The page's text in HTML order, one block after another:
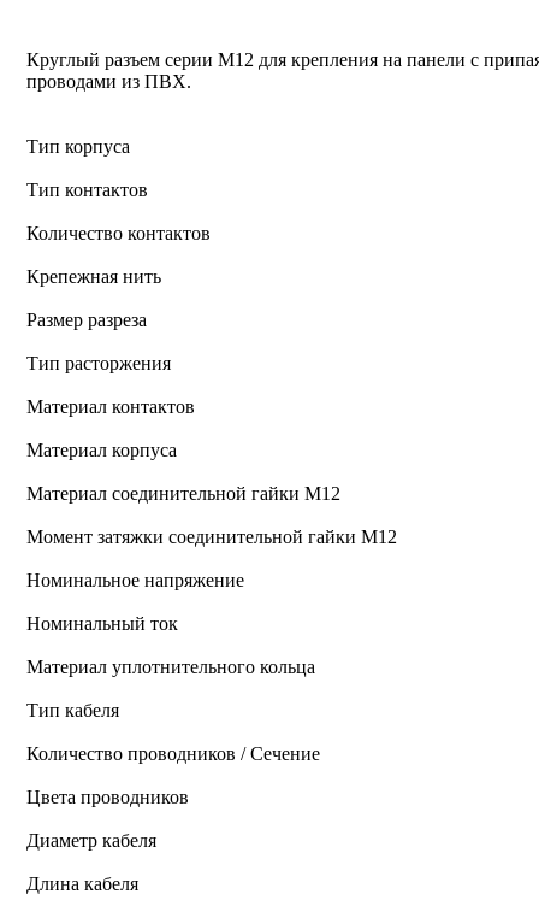
Круглый разъем серии M12 для крепления на панели с
проводами из ПВХ.
Тип корпуса
Тип контактов
Количество контактов
Крепежная нить
Размер разреза
Тип расторжения
Материал контактов
Материал корпуса
Материал соединительной гайки M12
Момент затяжки соединительной гайки M12
Номинальное напряжение
Номинальный ток
Материал уплотнительного кольца
Тип кабеля
Количество проводников / Сечение
Цвета проводников
Диаметр кабеля
Длина кабеля